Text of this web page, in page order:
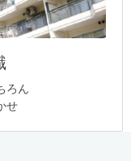
ろん
せ